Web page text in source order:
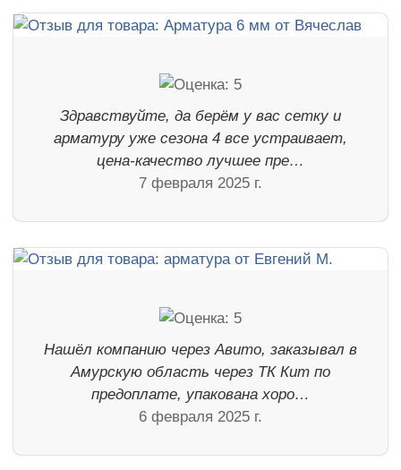
Здравствуйте, да берём у вас сетку и
арматуру уже сезона 4 все устраивает,
цена-качество лучшее пре…
7 февраля 2025 г.
Нашёл компанию через Авито, заказывал в
Амурскую область через ТК Кит по
предоплате, упакована хоро…
6 февраля 2025 г.